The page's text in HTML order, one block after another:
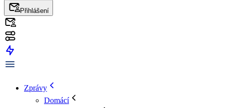
Přihlášení
Zprávy
Domácí